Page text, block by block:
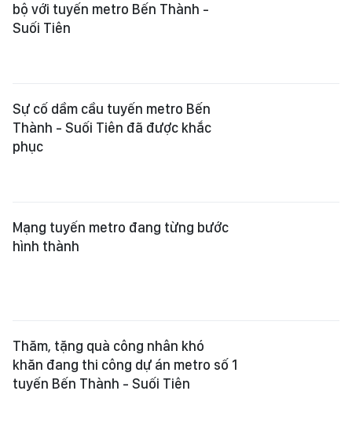
bộ với tuyến metro Bến Thành -
Suối Tiên
Sự cố dầm cầu tuyến metro Bến
Thành - Suối Tiên đã được khắc
phục
Mạng tuyến metro đang từng bước
hình thành
Thăm, tặng quà công nhân khó
khăn đang thi công dự án metro số 1
tuyến Bến Thành - Suối Tiên ​